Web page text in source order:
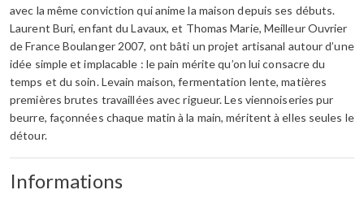
avec la même conviction qui anime la maison depuis ses débuts.
Laurent Buri, enfant du Lavaux, et Thomas Marie, Meilleur Ouvrier
de France Boulanger 2007, ont bâti un projet artisanal autour d’une
idée simple et implacable : le pain mérite qu’on lui consacre du
temps et du soin. Levain maison, fermentation lente, matières
premières brutes travaillées avec rigueur. Les viennoiseries pur
beurre, façonnées chaque matin à la main, méritent à elles seules le
détour.
Informations